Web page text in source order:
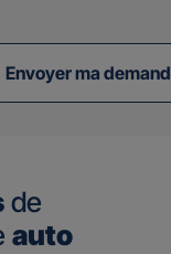
Envoyer ma
de
auto